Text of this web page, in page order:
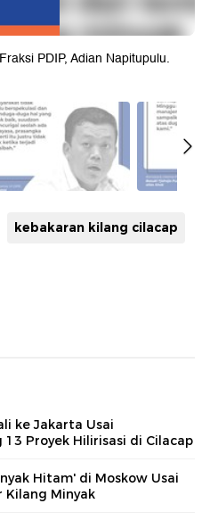
PDIP, Adian Napitupulu.
kebakaran kilang cilacap
ke Jakarta Usai
Proyek Hilirisasi di Cilacap
Hitam' di Moskow Usai
Kilang Minyak